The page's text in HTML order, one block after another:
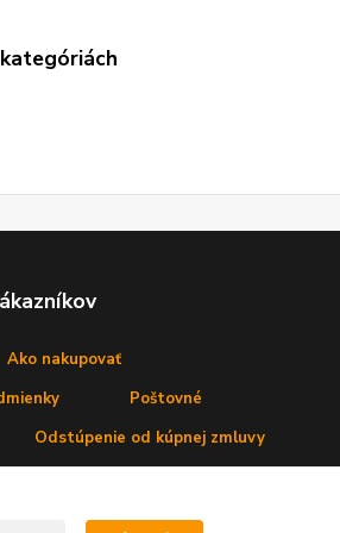
Ako nakupovať
Poštovné
Odstúpenie od kúpnej zmluvy